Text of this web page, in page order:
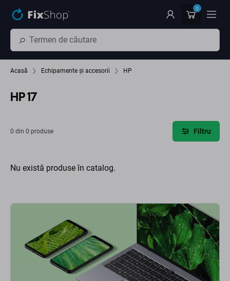
0
Acasă Echipamente și accesorii HP
HP 17
0 din 0 produse Filtru
Nu există produse în catalog.